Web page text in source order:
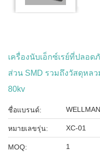
เครื่องนับเอ็กซ์เรย์ที่ปลอ
ส่วน SMD รวมถึงวัสดุหล
80kv
ชื่อแบรนด์: WELLMAN
หมายเลขรุ่น: XC-01
MOQ: 1